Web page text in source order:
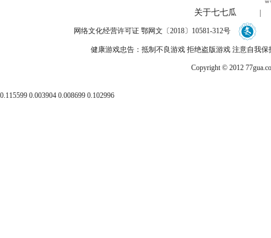
关于七七瓜
网络文化经营许可证 鄂网文〔2018〕10581-312号
健康游戏忠告：抵制不良游戏 拒绝盗版游戏 注意自我
Copyright © 2012
0.115599 0.003904 0.008699 0.102996